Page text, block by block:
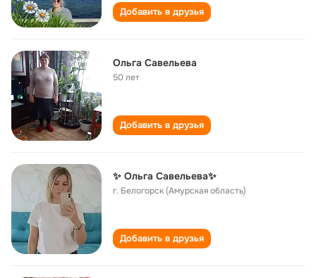
Добавить в друзья
Ольга Савельева
50 лет
Добавить в друзья
✨ Ольга Савельева✨
г. Белогорск (Амурская область)
Добавить в друзья